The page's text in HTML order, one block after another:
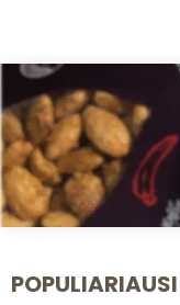
POPULIARIAUSI